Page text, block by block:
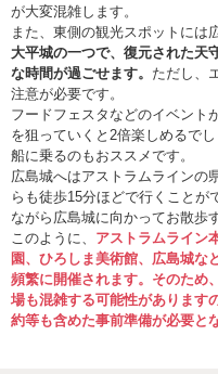
が大変混雑します。
また、東側の観光スポットには
大平城の一つで、復元された天
な時間が過ごせます。 ただし、
注意が必要です。
フードフェスタなどのイベント
を狙っていくと2倍楽しめるで
船に乗るのもおススメです。
広島城へはアストラムラインの
らも徒歩15分ほどで行くことが
ながら広島城に向かってお散歩
このように、 アストラムライン
園、ひろしま美術館、広島城な
頻繁に開催されます。そのため
場も混雑する可能性があります
約等も含めた事前準備が必要と